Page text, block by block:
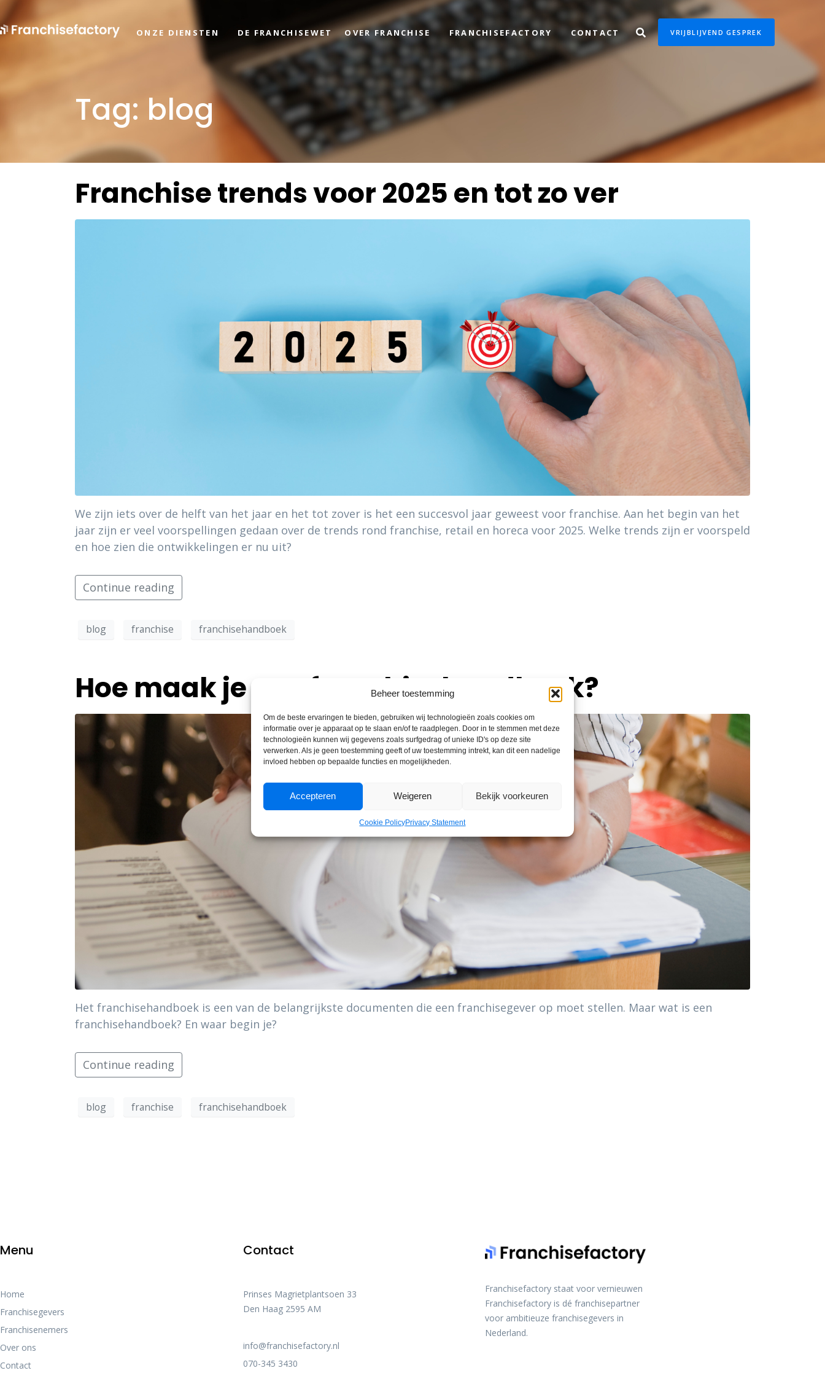
Beheer toestemming
Om de beste ervaringen te bieden, gebruiken wij technologieën zoals cookies om
informatie over je apparaat op te slaan en/of te raadplegen. Door in te stemmen met deze
technologieën kunnen wij gegevens zoals surfgedrag of unieke ID's op deze site
verwerken. Als je geen toestemming geeft of uw toestemming intrekt, kan dit een nadelige
invloed hebben op bepaalde functies en mogelijkheden.
Accepteren Weigeren Bekijk voorkeuren
Cookie PolicyPrivacy Statement
ONZE DIENSTEN DE FRANCHISEWET OVER FRANCHISE FRANCHISEFACTORY CONTACT VRIJBLIJVEND GESPREK
Tag: blog
Franchise trends voor 2025 en tot zo ver
We zijn iets over de helft van het jaar en het tot zover is het een succesvol jaar geweest voor franchise. Aan het begin van het
jaar zijn er veel voorspellingen gedaan over de trends rond franchise, retail en horeca voor 2025. Welke trends zijn er voorspeld
en hoe zien die ontwikkelingen er nu uit?
Continue reading
blog franchise franchisehandboek
Hoe maak je een franchisehandboek?
Het franchisehandboek is een van de belangrijkste documenten die een franchisegever op moet stellen. Maar wat is een
franchisehandboek? En waar begin je?
Continue reading
blog franchise franchisehandboek
Menu
Home
Franchisegevers
Franchisenemers
Over ons
Contact
Contact
Prinses Magrietplantsoen 33
Den Haag 2595 AM
info@franchisefactory.nl
070-345 3430
Franchisefactory staat voor vernieuwen
Franchisefactory is dé franchisepartner
voor ambitieuze franchisegevers in
Nederland.